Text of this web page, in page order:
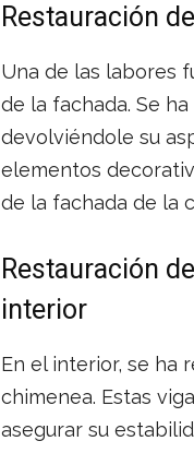
Restauración
Una de las labores
de la fachada. Se
devolviéndole su
elementos
de la fachada de la
Restauración
interior
En el interior, se ha
chimenea. Estas
asegurar su